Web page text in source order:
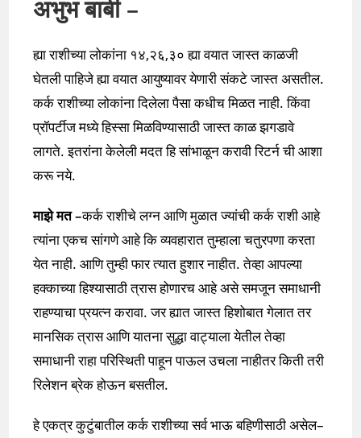
अभुभ बाबी –
ह्या राशीच्या लोकांना १४,२६,३० ह्या वयात जास्त काळजी
घेतली पाहिजे ह्या वयात आयुष्यावर येणारी संकटे जास्त असतील.
कर्क राशीच्या लोकांना दिलेला पैसा कधीच मिळत नाही. किंवा
प्रॉपर्टीज मध्ये हिस्सा मिळविण्यासाठी जास्त काळ झगडावे
लागते. इतरांना केलेली मदत हि सांभाळून करावी रिटर्न ची आशा
करू नये.
माझे मत –कर्क राशीचे लग्न आणि मुळात ज्यांची कर्क राशी आहे
त्यांना एकच सांगणे आहे कि व्यवहारात तुम्हाला चतुरपणा करता
येत नाही. आणि तुम्ही फार त्यात हुशार नाहीत. तेव्हा आपल्या
हक्काच्या हिश्यासाठी त्रास होणारच आहे असे समजून समाधानी
राहण्याचा प्रयत्न करावा. जर ह्यात जास्त हिशोबात गेलात तर
मानसिक त्रास आणि यातना सुद्धा वाट्याला येतील तेव्हा
समाधानी राहा परिस्थिती पाहून पाऊल उचला नाहीतर किती तरी
रिलेशन ब्रेक होऊन बसतील.
हे एकत्र कुटुंबातील कर्क राशीच्या सर्व भाऊ बहिणीसाठी असेल–